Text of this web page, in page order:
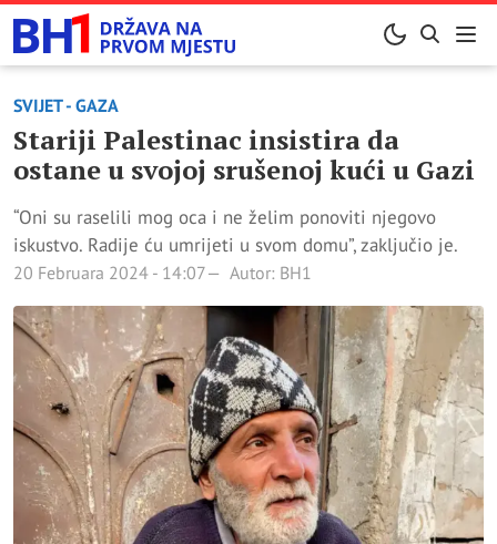
SVIJET - GAZA
Stariji Palestinac insistira da
ostane u svojoj srušenoj kući u Gazi
“Oni su raselili mog oca i ne želim ponoviti njegovo
iskustvo. Radije ću umrijeti u svom domu”, zaključio je.
20 Februara 2024 - 14:07 Autor: BH1